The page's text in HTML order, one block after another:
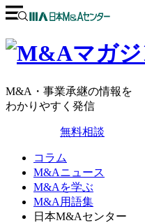
M&A・事業承継の情報を
わかりやすく発信
無料相談
コラム
M&Aニュース
M&Aを学ぶ
M&A用語集
日本M&Aセンター